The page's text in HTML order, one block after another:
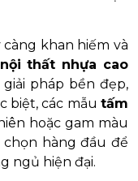
khan hiếm và
nội thất nhựa cao
pháp bền đẹp,
biệt, các mẫu tấm
hoặc gam màu
hàng đầu để
ngủ hiện đại.